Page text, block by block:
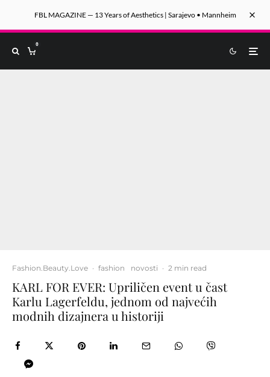
FBL MAGAZINE — 13 Years of Aesthetics | Sarajevo • Mannheim
0
Fashion.Beauty.Love · fashion novosti · 2 min read
KARL FOR EVER: Upriličen event u čast
Karlu Lagerfeldu, jednom od najvećih
modnih dizajnera u historiji